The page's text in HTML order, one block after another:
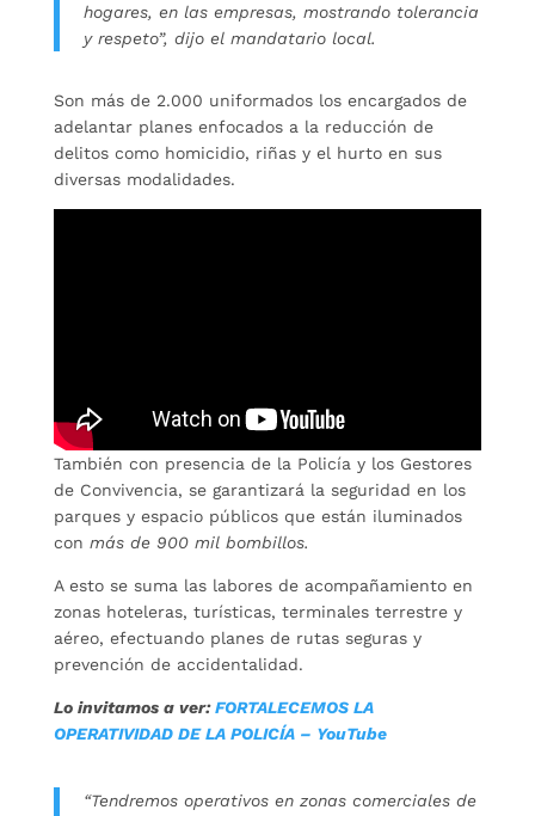
hogares, en las empresas, mostrando tolerancia
y respeto”, dijo el mandatario local.
Son más de 2.000 uniformados los encargados de
adelantar planes enfocados a la reducción de
delitos como homicidio, riñas y el hurto en sus
diversas modalidades.
También con presencia de la Policía y los Gestores
de Convivencia, se garantizará la seguridad en los
parques y espacio públicos que están iluminados
con más de 900 mil bombillos.
A esto se suma las labores de acompañamiento en
zonas hoteleras, turísticas, terminales terrestre y
aéreo, efectuando planes de rutas seguras y
prevención de accidentalidad.
Lo invitamos a ver:FORTALECEMOS LA
OPERATIVIDAD DE LA POLICÍA – YouTube
“Tendremos operativos en zonas comerciales de